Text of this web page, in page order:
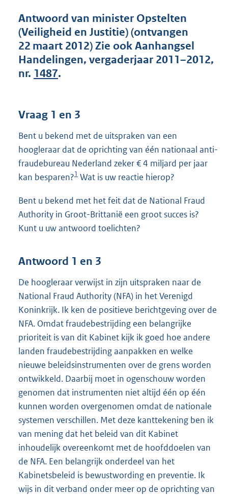
t
e
:
4
6
K
Antwoord van minister Opstelten
(Veiligheid en Justitie) (ontvangen
22 maart 2012) Zie ook Aanhangsel
Handelingen, vergaderjaar 2011–2012,
nr. 1487.
Vraag 1 en 3
Bent u bekend met de uitspraken van een
hoogleraar dat de oprichting van één nationaal anti-
fraudebureau Nederland zeker € 4 miljard per jaar
kan besparen?1 Wat is uw reactie hierop?
Bent u bekend met het feit dat de National Fraud
Authority in Groot-Brittanië een groot succes is?
Kunt u uw antwoord toelichten?
Antwoord 1 en 3
De hoogleraar verwijst in zijn uitspraken naar de
National Fraud Authority (NFA) in het Verenigd
Koninkrijk. Ik ken de positieve berichtgeving over de
NFA. Omdat fraudebestrijding een belangrijke
prioriteit is van dit Kabinet kijk ik goed hoe andere
landen fraudebestrijding aanpakken en welke
nieuwe beleidsinstrumenten over de grens worden
ontwikkeld. Daarbij moet in ogenschouw worden
genomen dat instrumenten niet altijd één op één
kunnen worden overgenomen omdat de nationale
systemen verschillen. Met deze kanttekening ben ik
van mening dat het beleid van dit Kabinet
inhoudelijk overeenkomt met de hoofddoelen van
de NFA. Een belangrijk onderdeel van het
Kabinetsbeleid is bewustwording en preventie. Ik
wijs in dit verband onder meer op de oprichting van